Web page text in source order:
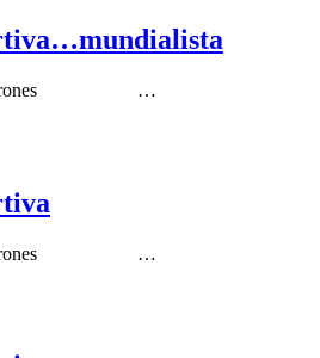
Terrones …
Terrones …